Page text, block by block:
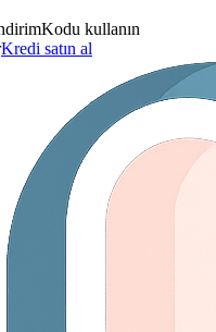
Kodu kullanın
Kredi satın al